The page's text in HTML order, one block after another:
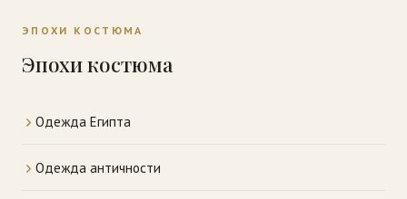
ЭПОХИ КОСТЮМА
Эпохи костюма
Одежда Египта
Одежда античности